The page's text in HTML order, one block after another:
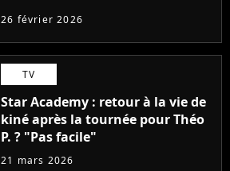
26 février 2026
TV
Star Academy : retour à la vie de
kiné après la tournée pour Théo
P. ? "Pas facile"
21 mars 2026